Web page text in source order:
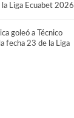
Liga Ecuabet 2026
goleó a Técnico
fecha 23 de la Liga